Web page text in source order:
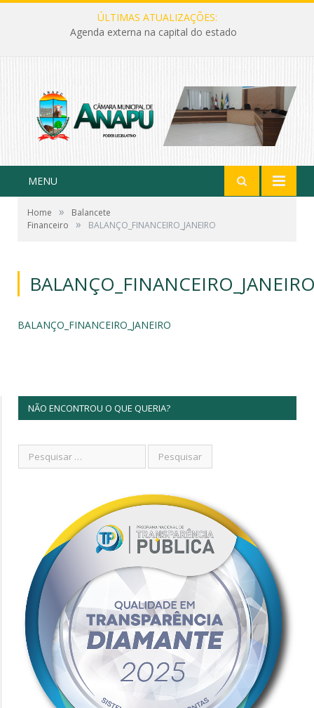
ÚLTIMAS ATUALIZAÇÕES:
Agenda externa na capital do estado
MENU
Home »
Balancete
Financeiro
» BALANÇO_FINANCEIRO_JANEIRO
BALANÇO_FINANCEIRO_JANEIRO
NÃO ENCONTROU O QUE QUERIA?